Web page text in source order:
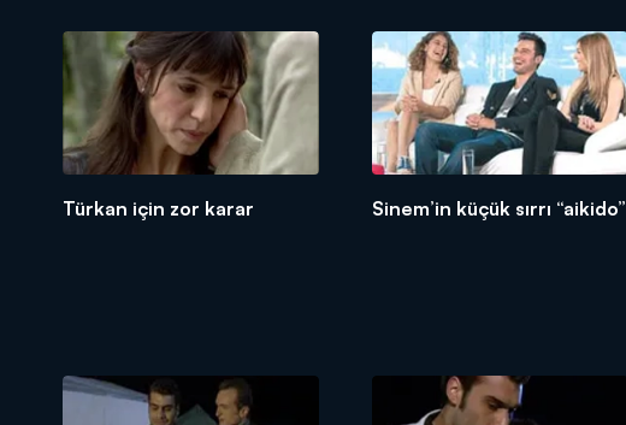
Türkan için zor karar Sinem’in küçük sırrı “aikido”